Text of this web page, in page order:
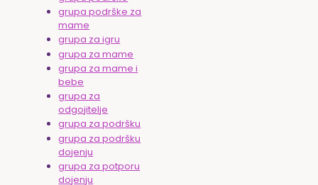
grupa podrške za
mame
grupa za igru
grupa za mame
grupa za mame i
bebe
grupa za
odgojitelje
grupa za podršku
grupa za podršku
dojenju
grupa za potporu
dojenju